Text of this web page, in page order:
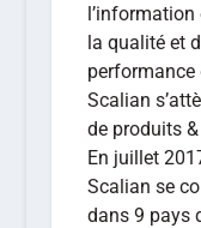
la qualité et
performance
Scalian
de produits
En juillet
Scalian se
dans 9 pays